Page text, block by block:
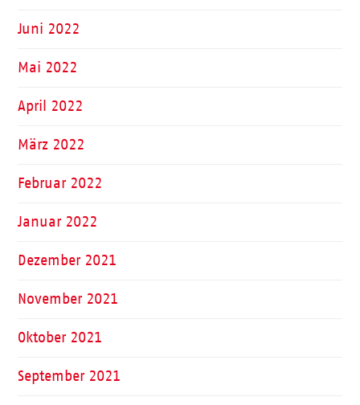
Juni 2022
Mai 2022
April 2022
März 2022
Februar 2022
Januar 2022
Dezember 2021
November 2021
Oktober 2021
September 2021